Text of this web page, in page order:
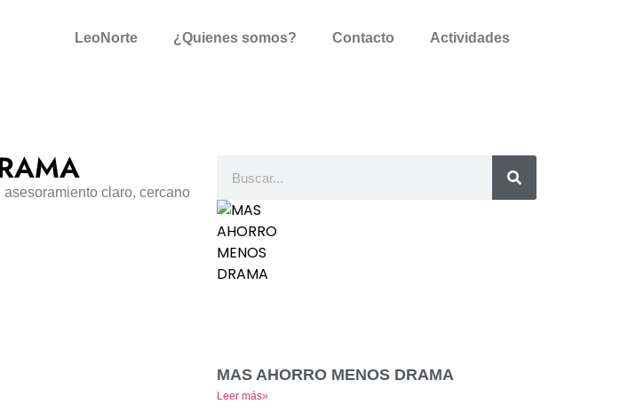
LeoNorte ¿Quienes somos? Contacto Actividades
claro, cercano
MAS AHORRO MENOS DRAMA
Leer más»